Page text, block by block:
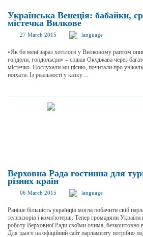
Українська Венеція: бабайки,
містечка Вилкове
27 March 2015 language
«Як би мені зараз хотілося у Вилковому раптом
гондоли, гондольєри» – співав Окуджава через
містечко. Послухали ми пісню, почитали про
поїхати. Із реальності у казку ...
Верховна Рада гостинна для
різних країн
06 March 2015 language
Раніше більшість українців могла побачити свій
телевізорів і комп'ютерів. Тепер громадяни
роботу Верховної Ради своїми очима, безкоштовно
Для цього на офіційний сайт парламенту потрібно